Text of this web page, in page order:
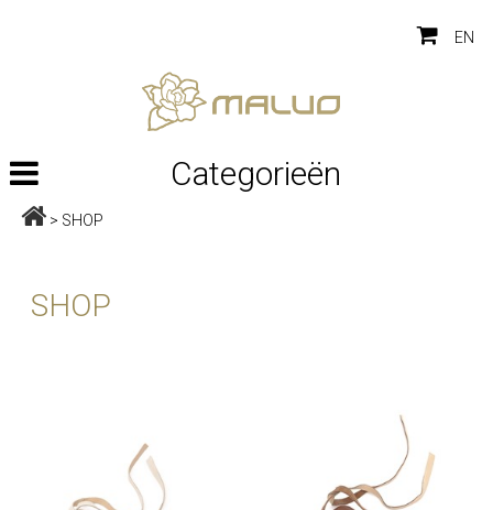
EN
Categorieën
> SHOP
SHOP